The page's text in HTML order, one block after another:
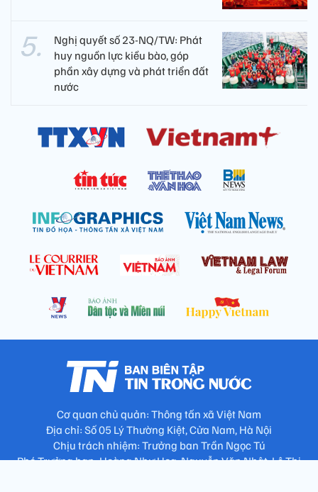
Nghị quyết số 23-NQ/TW: Phát
huy nguồn lực kiều bào, góp
phần xây dựng và phát triển đất
nước
Cơ quan chủ quản: Thông tấn xã Việt Nam
Địa chỉ: Số 05 Lý Thường Kiệt, Cửa Nam, Hà Nội
Chịu trách nhiệm: Trưởng ban Trần Ngọc Tú
Phó Trưởng ban: Hoàng Như Hoa, Nguyễn Văn Nhật, Lê Thị